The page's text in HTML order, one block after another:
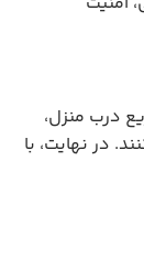
درب منزل،
در نهایت، با